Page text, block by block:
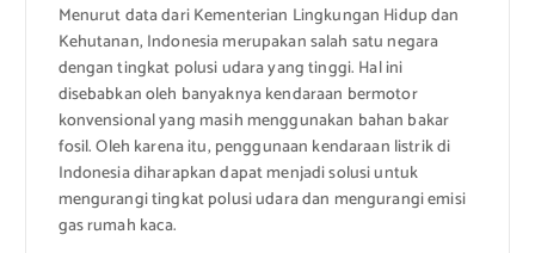
Menurut data dari Kementerian Lingkungan Hidup dan
Kehutanan, Indonesia merupakan salah satu negara
dengan tingkat polusi udara yang tinggi. Hal ini
disebabkan oleh banyaknya kendaraan bermotor
konvensional yang masih menggunakan bahan bakar
fosil. Oleh karena itu, penggunaan kendaraan listrik di
Indonesia diharapkan dapat menjadi solusi untuk
mengurangi tingkat polusi udara dan mengurangi emisi
gas rumah kaca.